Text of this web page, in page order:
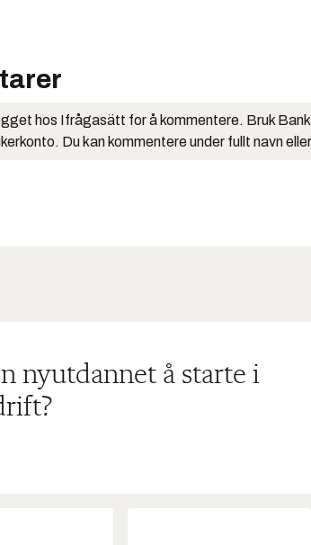
hos Ifrågasätt for å kommentere. Bruk
Du kan kommentere under fullt navn
nyutdannet å starte i